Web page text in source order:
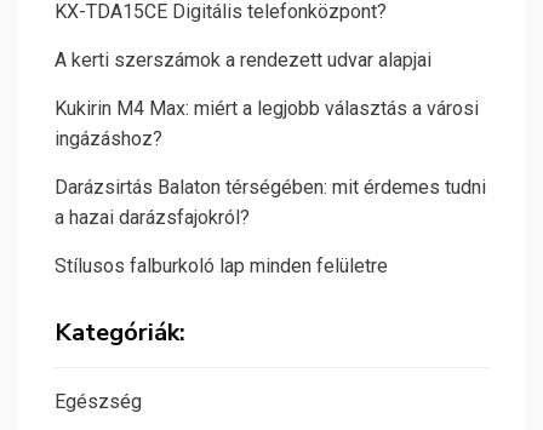
KX-TDA15CE Digitális telefonközpont?
A kerti szerszámok a rendezett udvar alapjai
Kukirin M4 Max: miért a legjobb választás a városi
ingázáshoz?
Darázsirtás Balaton térségében: mit érdemes tudni
a hazai darázsfajokról?
Stílusos falburkoló lap minden felületre
Kategóriák:
Egészség